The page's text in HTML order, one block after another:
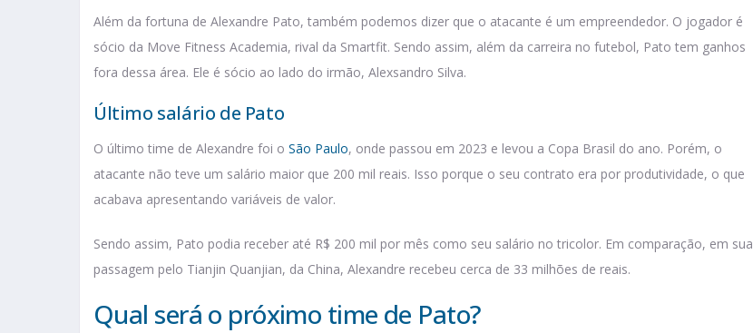
Além da fortuna de Alexandre Pato, também podemos dizer que o atacante é um empreendedor. O jogador é
sócio da Move Fitness Academia, rival da Smartfit. Sendo assim, além da carreira no futebol, Pato tem ganhos
fora dessa área. Ele é sócio ao lado do irmão, Alexsandro Silva.
Último salário de Pato
O último time de Alexandre foi o São Paulo, onde passou em 2023 e levou a Copa Brasil do ano. Porém, o
atacante não teve um salário maior que 200 mil reais. Isso porque o seu contrato era por produtividade, o que
acabava apresentando variáveis de valor.
Sendo assim, Pato podia receber até R$ 200 mil por mês como seu salário no tricolor. Em comparação, em sua
passagem pelo Tianjin Quanjian, da China, Alexandre recebeu cerca de 33 milhões de reais.
Qual será o próximo time de Pato?